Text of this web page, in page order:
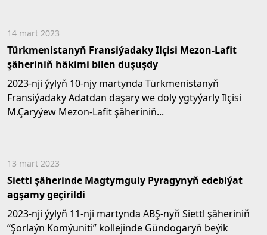
14 mart 2023
Türkmenistanyň Fransiýadaky Ilçisi Mezon-Lafit
şäheriniň häkimi bilen duşuşdy
2023-nji ýylyň 10-njy martynda Türkmenistanyň
Fransiýadaky Adatdan daşary we doly ygtyýarly Ilçisi
M.Çaryýew Mezon-Lafit şäheriniň...
13 mart 2023
Siettl şäherinde Magtymguly Pyragynyň edebiýat
agşamy geçirildi
2023-nji ýylyň 11-nji martynda ABŞ-nyň Siettl şäheriniň
“Şorlaýn Komýuniti” kollejinde Gündogaryň beýik